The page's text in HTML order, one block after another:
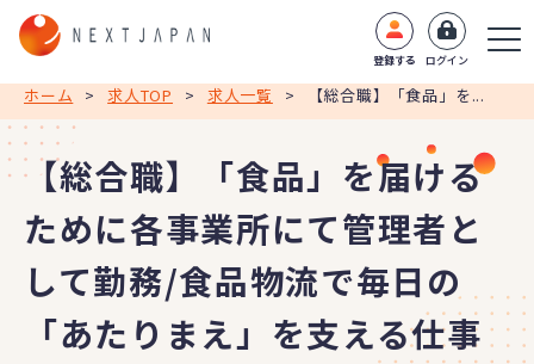
登録する ログイン
ホーム > 求人TOP > 求人一覧 > 【総合職】「食品」を...
【総合職】「食品」を届ける
ために各事業所にて管理者と
して勤務/食品物流で毎日の
「あたりまえ」を支える仕事